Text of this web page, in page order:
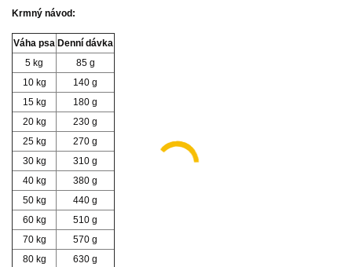
Krmný návod:
Váha psa Denní dávka
5 kg
85 g
10 kg
140 g
15 kg
180 g
20 kg
230 g
25 kg
270 g
30 kg
310 g
40 kg
380 g
50 kg
440 g
60 kg
510 g
70 kg
570 g
80 kg
630 g